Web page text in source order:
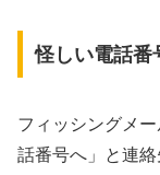
怪しい電話番
フィッシングメ
話番号へ」と連絡